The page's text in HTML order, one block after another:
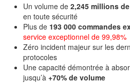
Un volume de 2,245 millions
en toute sécurité
Plus de 193 000 commandes
service exceptionnel de 99,98%
Zéro incident majeur sur les
protocoles
Une capacité démontrée à
jusqu’à +70% de volume